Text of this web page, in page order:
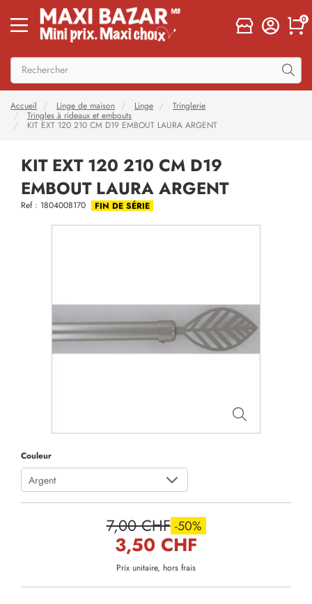
0
Accueil Linge de maison Linge
Tringlerie
Tringles à rideaux et embouts
KIT EXT 120 210 CM D19 EMBOUT LAURA ARGENT
KIT EXT 120 210 CM D19
EMBOUT LAURA ARGENT
Ref : 1804008170 FIN DE SÉRIE
Couleur
Argent
7,00 CHF -50%
3,50 CHF
Prix unitaire, hors frais